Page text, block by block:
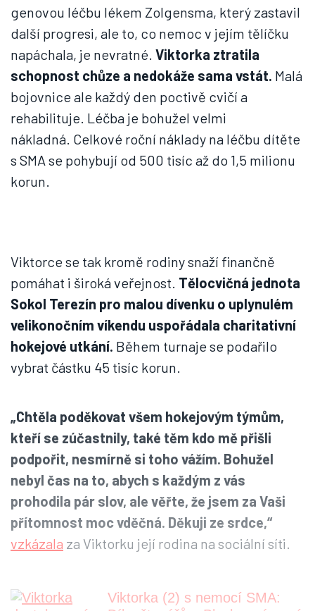
genovou léčbu lékem Zolgensma, který zastavil
další progresi, ale to, co nemoc v jejím tělíčku
napáchala, je nevratné. Viktorka ztratila
schopnost chůze a nedokáže sama vstát. Malá
bojovnice ale každý den poctivě cvičí a
rehabilituje. Léčba je bohužel velmi
nákladná. Celkové roční náklady na léčbu dítěte
s SMA se pohybují od 500 tisíc až do 1,5 milionu
korun.
Viktorce se tak kromě rodiny snaží finančně
pomáhat i široká veřejnost. Tělocvičná jednota
Sokol Terezín pro malou dívenku o uplynulém
velikonočním víkendu uspořádala charitativní
hokejové utkání. Během turnaje se podařilo
vybrat částku 45 tisíc korun.
„Chtěla poděkovat všem hokejovým týmům,
kteří se zúčastnily, také těm kdo mě přišli
podpořit, nesmírně si toho vážím. Bohužel
nebyl čas na to, abych s každým z vás
prohodila pár slov, ale věřte, že jsem za Vaši
přítomnost moc vděčná. Děkuji ze srdce,“
vzkázala za Viktorku její rodina na sociální síti.
Viktorka (2) s nemocí SMA: